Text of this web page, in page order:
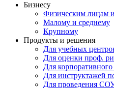
Бизнесу
Физическим лицам
Малому и среднему
Крупному
Продукты и решения
Для учебных
Для оценки проф.
Для
Для инструктажей
Для проведения